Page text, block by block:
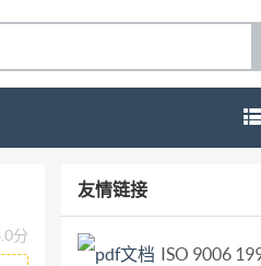
标准信息服务平台 2021-08-
用文件 2 术语和定义 3 4
容性 13 6.5 有害物质限值 13
分
友情链接
ISO 9006 1994 Uranium metal and uranium dioxide powder and pellets —